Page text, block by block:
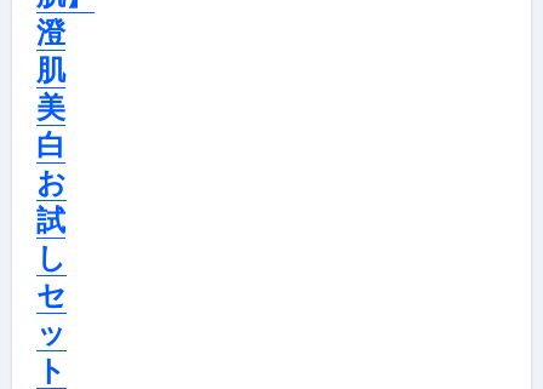
澄
肌
美
白
お
試
し
セ
ッ
ト